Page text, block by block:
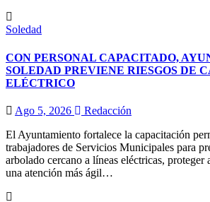
Soledad
CON PERSONAL CAPACITADO,
SOLEDAD PREVIENE RIESGOS DE
ELÉCTRICO
Ago 5, 2026
Redacción
El Ayuntamiento fortalece la capacitación
trabajadores de Servicios Municipales para
arbolado cercano a líneas eléctricas,
una atención más ágil…